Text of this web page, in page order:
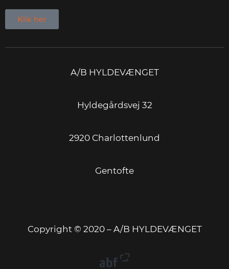
Klik her
A/B HYLDEVÆNGET
Hyldegårdsvej 32
2920 Charlottenlund
Gentofte
Copyright © 2020 – A/B HYLDEVÆNGET